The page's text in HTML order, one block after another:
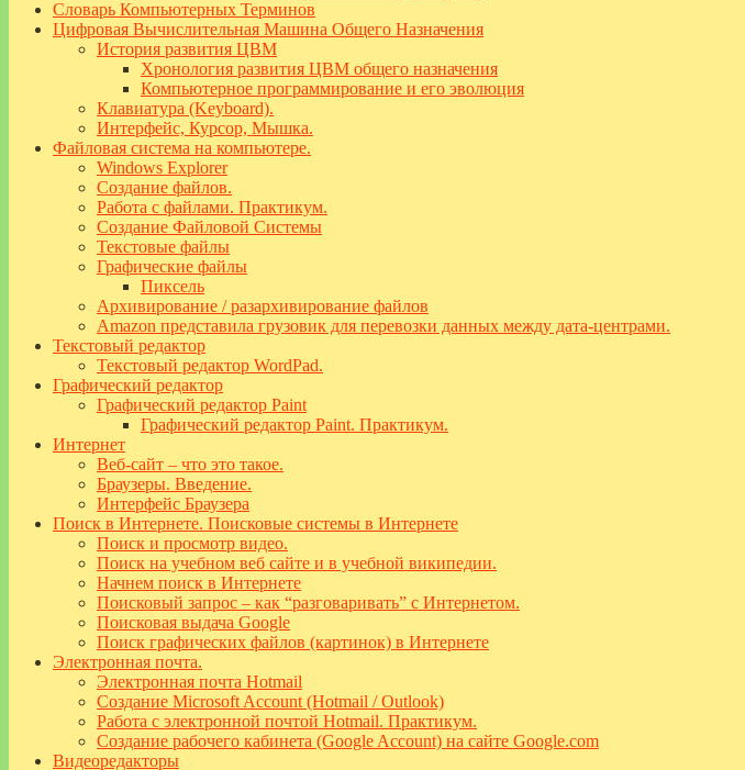
Словарь Компьютерных Терминов
Цифровая Вычислительная Машина Общего Назначения
История развития ЦВМ
Хронология развития ЦВМ общего назначения
Компьютерное программирование и его эволюция
Клавиатура (Keyboard).
Интерфейс, Курсор, Мышка.
Файловая система на компьютере.
Windows Explorer
Создание файлов.
Работа с файлами. Практикум.
Создание Файловой Системы
Текстовые файлы
Графические файлы
Пиксель
Архивирование / разархивирование файлов
Amazon представила грузовик для перевозки данных между дата-центрами.
Текстовый редактор
Текстовый редактор WordPad.
Графический редактор
Графический редактор Paint
Графический редактор Paint. Практикум.
Интернет
Веб-сайт – что это такое.
Браузеры. Введение.
Интерфейс Браузера
Поиск в Интернете. Поисковые системы в Интернете
Поиск и просмотр видео.
Поиск на учебном веб сайте и в учебной википедии.
Начнем поиск в Интернете
Поисковый запрос – как “разговаривать” с Интернетом.
Поисковая выдача Google
Поиск графических файлов (картинок) в Интернете
Электронная почта.
Электронная почта Hotmail
Создание Microsoft Account (Hotmail / Outlook)
Работа с электронной почтой Hotmail. Практикум.
Создание рабочего кабинета (Google Account) на сайте Google.com
Видеоредакторы